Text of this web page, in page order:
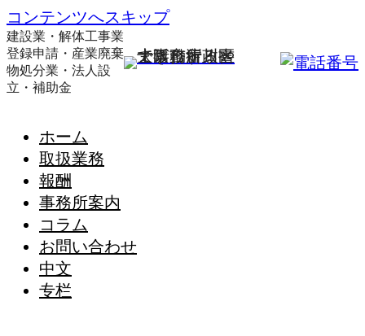
コンテンツへスキップ
建設業・解体工事業
登録申請・産業廃棄
物処分業・法人設
立・補助金
ホーム
取扱業務
報酬
事務所案内
コラム
お問い合わせ
中文
专栏